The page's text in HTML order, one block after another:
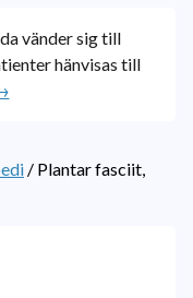
vänder sig till
hänvisas till
/ Plantar fasciit,